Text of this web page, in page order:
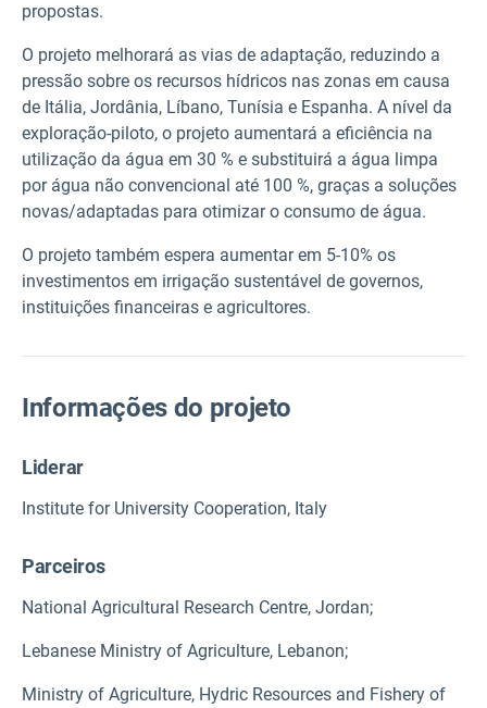
propostas.
O projeto melhorará as vias de adaptação, reduzindo a
pressão sobre os recursos hídricos nas zonas em causa
de Itália, Jordânia, Líbano, Tunísia e Espanha. A nível da
exploração-piloto, o projeto aumentará a eficiência na
utilização da água em 30 % e substituirá a água limpa
por água não convencional até 100 %, graças a soluções
novas/adaptadas para otimizar o consumo de água.
O projeto também espera aumentar em 5-10% os
investimentos em irrigação sustentável de governos,
instituições financeiras e agricultores.
Informações do projeto
Liderar
Institute for University Cooperation, Italy
Parceiros
National Agricultural Research Centre, Jordan;
Lebanese Ministry of Agriculture, Lebanon;
Ministry of Agriculture, Hydric Resources and Fishery of